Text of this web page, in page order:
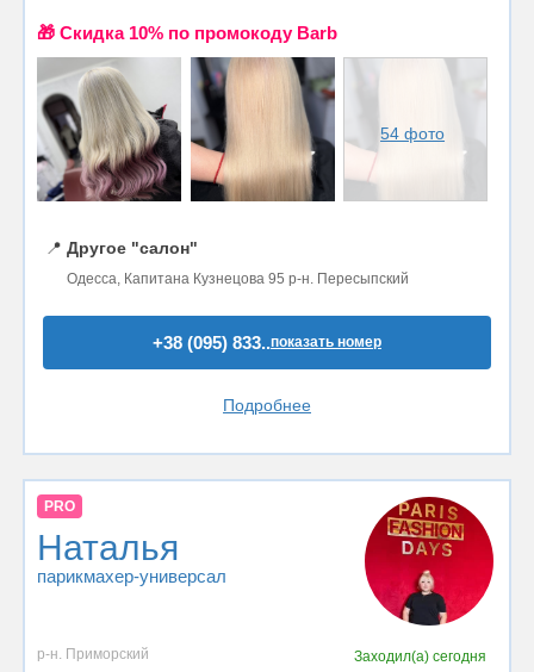
🎁 Cкидка 10% по промокоду Barb
54 фото
📍 Другое "салон"
Одесса, Капитана Кузнецова 95 р-н. Пересыпский
+38 (095) 833..показать номер
Подробнее
PRO
Наталья
парикмахер-универсал
р-н. Приморский Заходил(а)сегодня